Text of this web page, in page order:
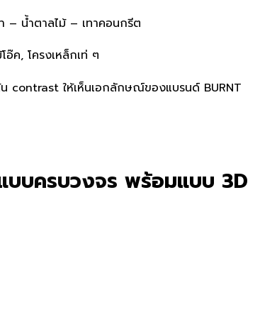
น้ำตาลไม้ – เทาคอนกรีต
อ๊ค, โครงเหล็กเท่ ๆ
contrast ให้เห็นเอกลักษณ์ของแบรนด์ BURNT
บบครบวงจร พร้อมแบบ 3D